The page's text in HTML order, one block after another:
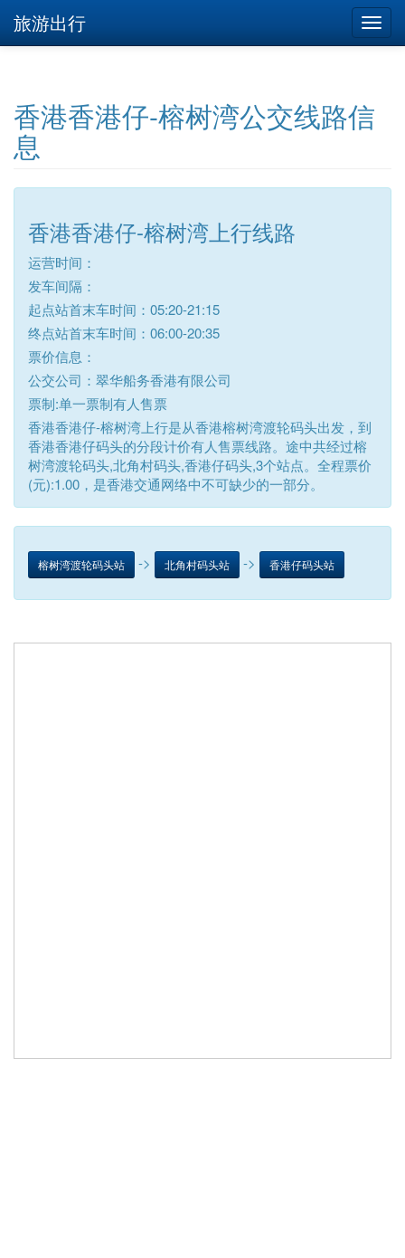
旅游出行
香港香港仔-榕树湾公交线路信
息
香港香港仔-榕树湾上行线路
运营时间：
发车间隔：
起点站首末车时间：05:20-21:15
终点站首末车时间：06:00-20:35
票价信息：
公交公司：翠华船务香港有限公司
票制:单一票制有人售票
香港香港仔-榕树湾上行是从香港榕树湾渡轮码头出发，到
香港香港仔码头的分段计价有人售票线路。途中共经过榕
树湾渡轮码头,北角村码头,香港仔码头,3个站点。全程票价
(元):1.00，是香港交通网络中不可缺少的一部分。
榕树湾渡轮码头站 -> 北角村码头站 -> 香港仔码头站